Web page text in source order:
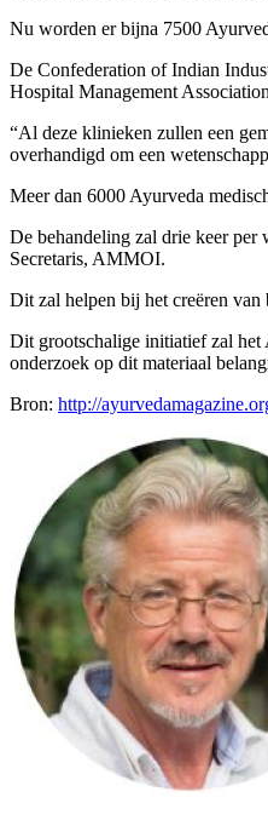
Nu worden er bijna 7500
De Confederation of Indian
Hospital Management
“Al deze klinieken zullen een
overhandigd om een
Meer dan 6000 Ayurveda
De behandeling zal drie keer per
Secretaris, AMMOI.
Dit zal helpen bij het creëren
Dit grootschalige initiatief zal het
onderzoek op dit materiaal
Bron: http://